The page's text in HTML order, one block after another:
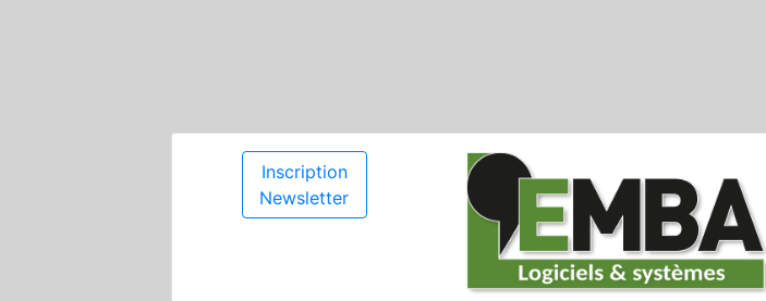
Inscription
Newsletter